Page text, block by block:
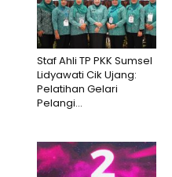
Staf Ahli TP PKK Sumsel
Lidyawati Cik Ujang:
Pelatihan Gelari
Pelangi...